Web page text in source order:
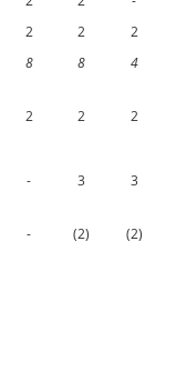
2 2
2
8 8 4
2 2 2
- 3 3
- (2) (2)